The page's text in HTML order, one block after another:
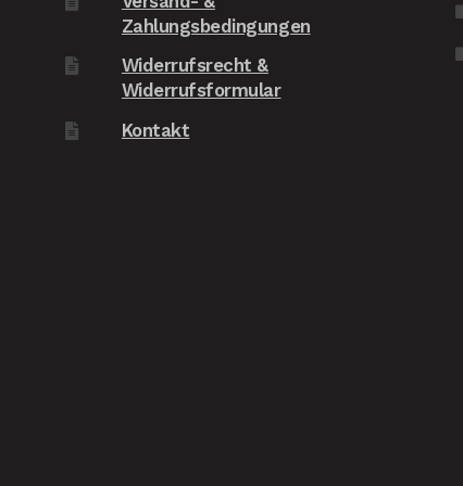
Zahlungsbedingungen
Widerrufsrecht &
Widerrufsformular
Kontakt